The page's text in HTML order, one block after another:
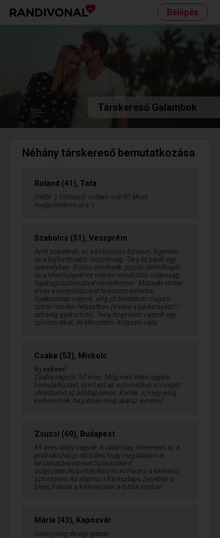
Belépés
Társkereső Galambok
Néhány társkereső bemutatkozása
Roland (41), Tata
Helló! :) Többszőr voltam már itt! Most
megpróbálom újra :)
Szabolcs (51), Veszprém
Amit szeretnék, az a kölcsönös bizalom, figyelem
és a legfontosabb: őszinteség. Társ és barát egy
személyben. Közös élmények, pozitív életfelfogás
és a lehetőségekhez mérten minél több vidámság.
Saját egzisztenciával rendelkezem. Műszaki ember
lévén a megoldásokat helyezem előtérbe.
Gyakorlatias vagyok, elég jól feltalálom magam
szinte minden helyzetben (kivéve a párkeresést🙂
ezt még gyakorlom). Tény, hogy nem vagyok egy
sportos alkat, de elkezdtem dolgozni rajta.
Csaba (52), Miskolc
Írj nekem!
Csaba vagyok, 50 éves, Még nem írtam egyéni
bemutatkozást, ezért ezt az automatikus szöveget
olvashatod az adatlapomon. Kérlek, írj vagy jelölj
kedvencnek, ha jobban meg akarsz ismerni!
Zsuzsi (69), Budapest
69 eves holgy vagyok.A vidamsag letelemem.ez a
probalkozas jo idotoltes,hogy megtalaljam a
tarsamat,baratomat.Szakacskent
dolgoztam.Robertde Niro es Al Pacino a kedvenc
szineszeim.Az alapmu a Keresztapa.Zeneben a
blues,Valmar a kedvenceim.a tobbit szoban.
Mária (43), Kaposvár
Ismerj meg de úgy igazán